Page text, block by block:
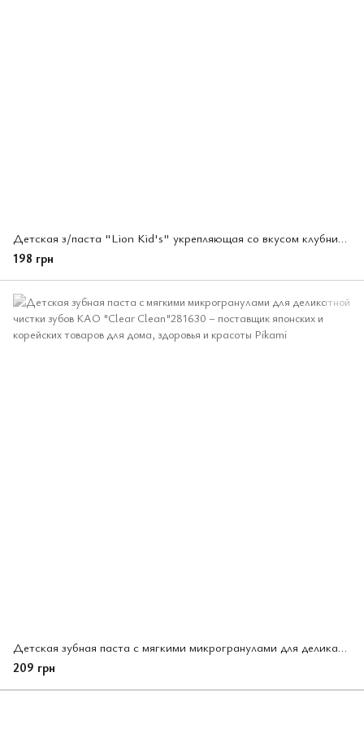
Детская з/паста "Lion Kid's" укрепляющая со вкусом клубники LION, 60гр (231134)
198 грн
Детская зубная паста с мягкими микрогранулами для деликатной чистки зубов КAO "Clear Clean"
209 грн